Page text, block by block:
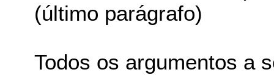
(último parágrafo)
Todos os argumentos a